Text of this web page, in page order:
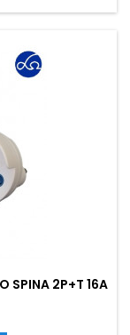
SPINA 2P+T 16A